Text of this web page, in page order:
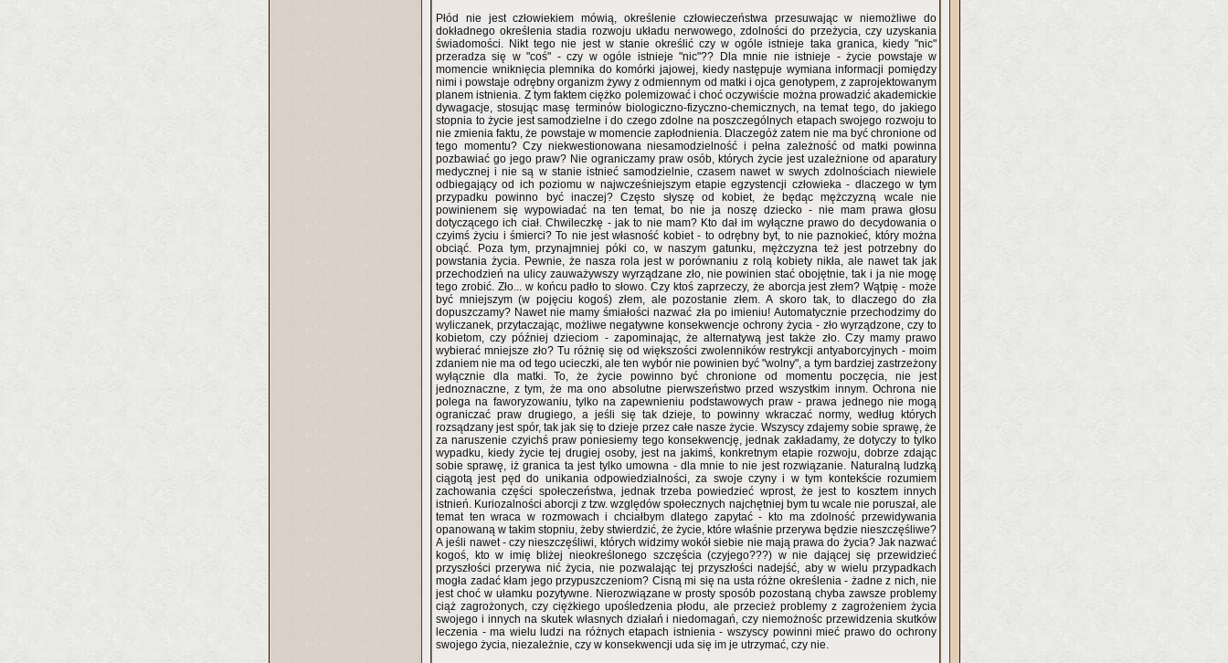
Płód nie jest człowiekiem mówią, określenie człowieczeństwa przesuwając w niemożliwe do
dokładnego określenia stadia rozwoju układu nerwowego, zdolności do przeżycia, czy uzyskania
świadomości. Nikt tego nie jest w stanie określić czy w ogóle istnieje taka granica, kiedy "nic"
przeradza się w "coś" - czy w ogóle istnieje "nic"?? Dla mnie nie istnieje - życie powstaje w
momencie wniknięcia plemnika do komórki jajowej, kiedy następuje wymiana informacji pomiędzy
nimi i powstaje odrębny organizm żywy z odmiennym od matki i ojca genotypem, z zaprojektowanym
planem istnienia. Z tym faktem ciężko polemizować i choć oczywiście można prowadzić akademickie
dywagacje, stosując masę terminów biologiczno-fizyczno-chemicznych, na temat tego, do jakiego
stopnia to życie jest samodzielne i do czego zdolne na poszczególnych etapach swojego rozwoju to
nie zmienia faktu, że powstaje w momencie zapłodnienia. Dlaczegóż zatem nie ma być chronione od
tego momentu? Czy niekwestionowana niesamodzielność i pełna zależność od matki powinna
pozbawiać go jego praw? Nie ograniczamy praw osób, których życie jest uzależnione od aparatury
medycznej i nie są w stanie istnieć samodzielnie, czasem nawet w swych zdolnościach niewiele
odbiegający od ich poziomu w najwcześniejszym etapie egzystencji człowieka - dlaczego w tym
przypadku powinno być inaczej? Często słyszę od kobiet, że będąc mężczyzną wcale nie
powinienem się wypowiadać na ten temat, bo nie ja noszę dziecko - nie mam prawa głosu
dotyczącego ich ciał. Chwileczkę - jak to nie mam? Kto dał im wyłączne prawo do decydowania o
czyimś życiu i śmierci? To nie jest własność kobiet - to odrębny byt, to nie paznokieć, który można
obciąć. Poza tym, przynajmniej póki co, w naszym gatunku, mężczyzna też jest potrzebny do
powstania życia. Pewnie, że nasza rola jest w porównaniu z rolą kobiety nikła, ale nawet tak jak
przechodzień na ulicy zauważywszy wyrządzane zło, nie powinien stać obojętnie, tak i ja nie mogę
tego zrobić. Zło... w końcu padło to słowo. Czy ktoś zaprzeczy, że aborcja jest złem? Wątpię - może
być mniejszym (w pojęciu kogoś) złem, ale pozostanie złem. A skoro tak, to dlaczego do zła
dopuszczamy? Nawet nie mamy śmiałości nazwać zła po imieniu! Automatycznie przechodzimy do
wyliczanek, przytaczając, możliwe negatywne konsekwencje ochrony życia - zło wyrządzone, czy to
kobietom, czy później dzieciom - zapominając, że alternatywą jest także zło. Czy mamy prawo
wybierać mniejsze zło? Tu różnię się od większości zwolenników restrykcji antyaborcyjnych - moim
zdaniem nie ma od tego ucieczki, ale ten wybór nie powinien być "wolny", a tym bardziej zastrzeżony
wyłącznie dla matki. To, że życie powinno być chronione od momentu poczęcia, nie jest
jednoznaczne, z tym, że ma ono absolutne pierwszeństwo przed wszystkim innym. Ochrona nie
polega na faworyzowaniu, tylko na zapewnieniu podstawowych praw - prawa jednego nie mogą
ograniczać praw drugiego, a jeśli się tak dzieje, to powinny wkraczać normy, według których
rozsądzany jest spór, tak jak się to dzieje przez całe nasze życie. Wszyscy zdajemy sobie sprawę, że
za naruszenie czyichś praw poniesiemy tego konsekwencję, jednak zakładamy, że dotyczy to tylko
wypadku, kiedy życie tej drugiej osoby, jest na jakimś, konkretnym etapie rozwoju, dobrze zdając
sobie sprawę, iż granica ta jest tylko umowna - dla mnie to nie jest rozwiązanie. Naturalną ludzką
ciągotą jest pęd do unikania odpowiedzialności, za swoje czyny i w tym kontekście rozumiem
zachowania części społeczeństwa, jednak trzeba powiedzieć wprost, że jest to kosztem innych
istnień. Kuriozalności aborcji z tzw. względów społecznych najchętniej bym tu wcale nie poruszał, ale
temat ten wraca w rozmowach i chciałbym dlatego zapytać - kto ma zdolność przewidywania
opanowaną w takim stopniu, żeby stwierdzić, że życie, które właśnie przerywa będzie nieszczęśliwe?
A jeśli nawet - czy nieszczęśliwi, których widzimy wokół siebie nie mają prawa do życia? Jak nazwać
kogoś, kto w imię bliżej nieokreślonego szczęścia (czyjego???) w nie dającej się przewidzieć
przyszłości przerywa nić życia, nie pozwalając tej przyszłości nadejść, aby w wielu przypadkach
mogła zadać kłam jego przypuszczeniom? Cisną mi się na usta różne określenia - żadne z nich, nie
jest choć w ułamku pozytywne. Nierozwiązane w prosty sposób pozostaną chyba zawsze problemy
ciąż zagrożonych, czy ciężkiego upośledzenia płodu, ale przecież problemy z zagrożeniem życia
swojego i innych na skutek własnych działań i niedomagań, czy niemożnośc przewidzenia skutków
leczenia - ma wielu ludzi na różnych etapach istnienia - wszyscy powinni mieć prawo do ochrony
swojego życia, niezależnie, czy w konsekwencji uda się im je utrzymać, czy nie.